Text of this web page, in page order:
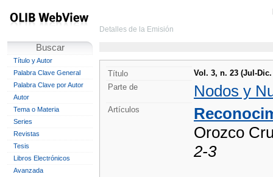
Buscar
Título y Autor
Palabra Clave General
Palabra Clave por Autor
Autor
Tema o Materia
Series
Revistas
Tesis
Libros Electrónicos
Avanzada
Detalles de la Emisión
Título
Vol. 3, n. 23 (Jul-Dic.
Parte de
Nodos y
Artículos
Orozco
2-3